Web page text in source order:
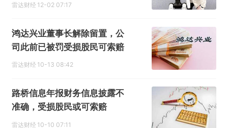
雷达财经 12-02 07:17
鸿达兴业董事长解除留置，公
司此前已被罚受损股民可索赔
雷达财经 10-13 08:42
路桥信息年报财务信息披露不
准确，受损股民或可索赔
雷达财经 10-10 07:11